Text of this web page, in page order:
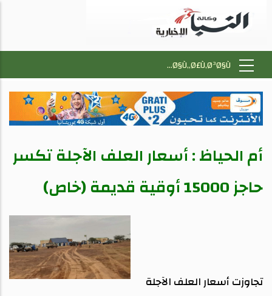
أم الحياظ : أسعار العلف الآجلة تكسر
حاجز 15000 أوقية قديمة (خاص)
تجاوزت أسعار العلف الآجلة